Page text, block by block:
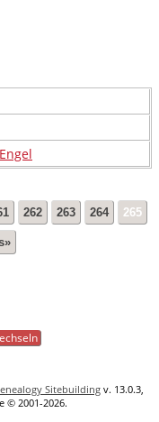
262 263 264 265
Sitebuilding v. 13.0.3,
© 2001-2026.